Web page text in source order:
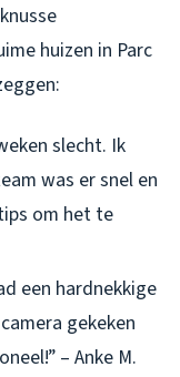
huizen in Parc
slecht. Ik
was er snel en
om het te
een hardnekkige
gekeken
– Anke M.